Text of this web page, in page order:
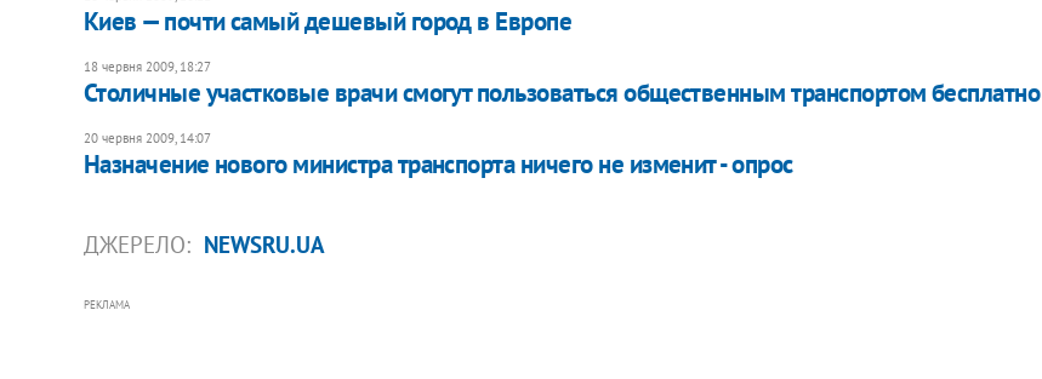
Киев — почти самый дешевый город в Европе
18 червня 2009, 18:27
Столичные участковые врачи смогут пользоваться общественным транспортом бесплатно
20 червня 2009, 14:07
Назначение нового министра транспорта ничего не изменит - опрос
ДЖЕРЕЛО: NEWSRU.UA
РЕКЛАМА